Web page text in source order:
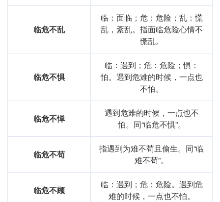
临危不乱
临：面临；危：危险；乱：慌
乱，紊乱。指面临危险心情不
慌乱。
临危不惧
临：遇到；危：危险；惧：
怕。遇到危难的时候，一点也
不怕。
临危不惮
遇到危难的时候，一点也不
怕。同“临危不惧”。
临危不苟
指遇到为难不苟且偷生。同“临
难不苟”。
临危不顾
临：遇到；危：危险。遇到危
难的时候，一点也不怕。